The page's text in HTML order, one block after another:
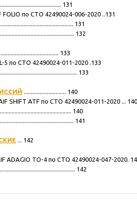
131
по СТО 42490024-006-2020 ..131
131
132
133
5 по СТО 42490024-011-2020 .133
133
............................. 140
SHIFT ATF по СТО 42490024-011-2020 ... 140
140
141
... 142
ADAGIO TO-4 по СТО 42490024-047-2020.
142